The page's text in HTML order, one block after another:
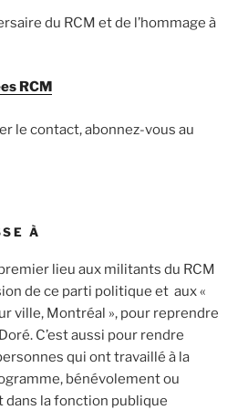
du RCM et de l’hommage à
RCM
le contact, abonnez-vous au
À
lieu aux militants du RCM
de ce parti politique et aux «
ville, Montréal », pour reprendre
C’est aussi pour rendre
qui ont travaillé à la
bénévolement ou
la fonction publique